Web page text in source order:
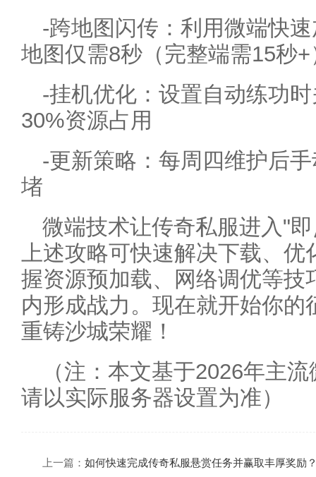
-跨地图闪传：利用微端快
地图仅需8秒（完整端需15秒+
-挂机优化：设置自动练功
30%资源占用
-更新策略：每周四维护后
堵
微端技术让传奇私服进入"
上述攻略可快速解决下载、
握资源预加载、网络调优等技
内形成战力。现在就开始你
重铸沙城荣耀！
（注：本文基于2026年主
请以实际服务器设置为准）
上一篇： 如何快速完成传奇私服悬赏任务并赢取丰厚奖励